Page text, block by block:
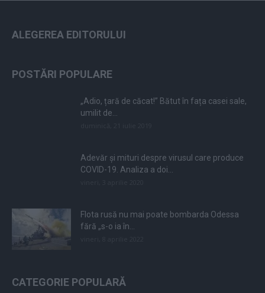
ALEGEREA EDITORULUI
POSTĂRI POPULARE
„Adio, țară de căcat!” Bătut în fața casei sale,
umilit de...
Adevăr și mituri despre virusul care produce
COVID-19. Analiza a doi...
Flota rusă nu mai poate bombarda Odessa
fără „s-o ia în...
CATEGORIE POPULARĂ